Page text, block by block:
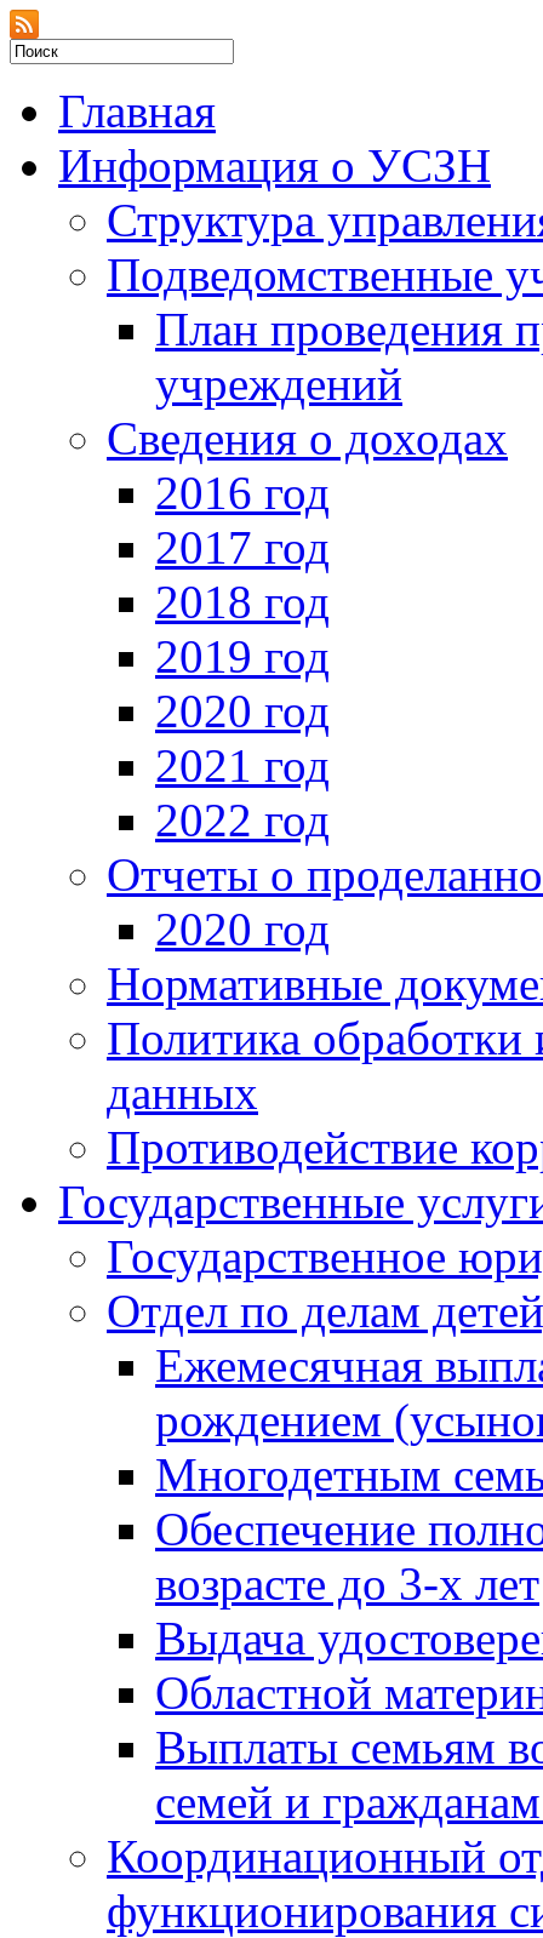
Главная
Информация о УСЗН
Структура
Подведомственные
План проведения
учреждений
Сведения о доходах
2016 год
2017 год
2018 год
2019 год
2020 год
2021 год
2022 год
Отчеты о
2020 год
Нормативные
Политика
данных
Противодействие
Государственные
Государственное
Отдел по делам
Ежемесячная
рождением
Многодетным
Обеспечение
возрасте до 3-х лет
Выдача
Областной
Выплаты семьям
семей и
Координационный
функционирования